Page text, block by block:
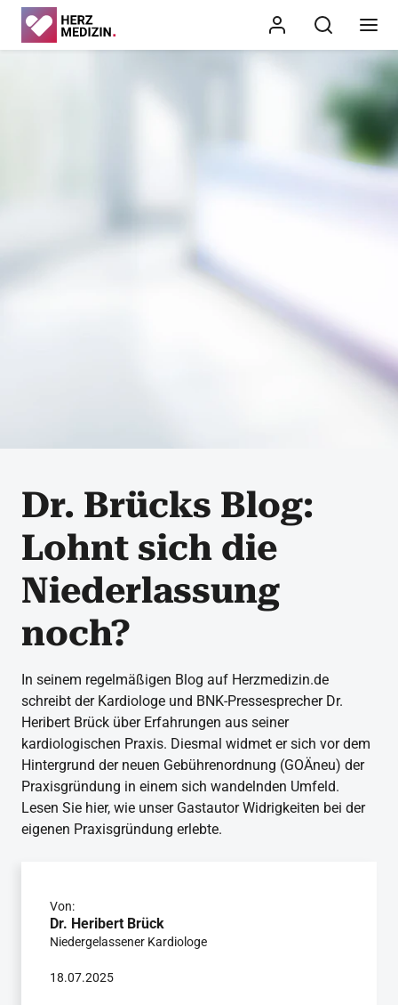
Dr. Brücks Blog:
Lohnt sich die
Niederlassung
noch?
In seinem regelmäßigen Blog auf Herzmedizin.de
schreibt der Kardiologe und BNK-Pressesprecher Dr.
Heribert Brück über Erfahrungen aus seiner
kardiologischen Praxis. Diesmal widmet er sich vor dem
Hintergrund der neuen Gebührenordnung (GOÄneu) der
Praxisgründung in einem sich wandelnden Umfeld.
Lesen Sie hier, wie unser Gastautor Widrigkeiten bei der
eigenen Praxisgründung erlebte.
Von:
Dr. Heribert Brück
Niedergelassener Kardiologe
18.07.2025